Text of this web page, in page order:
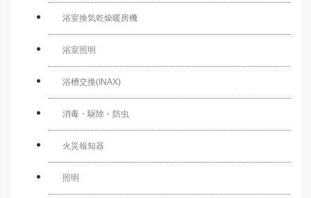
浴室換気乾燥暖房機
浴室照明
浴槽交換(INAX)
消毒・駆除・防虫
火災報知器
照明